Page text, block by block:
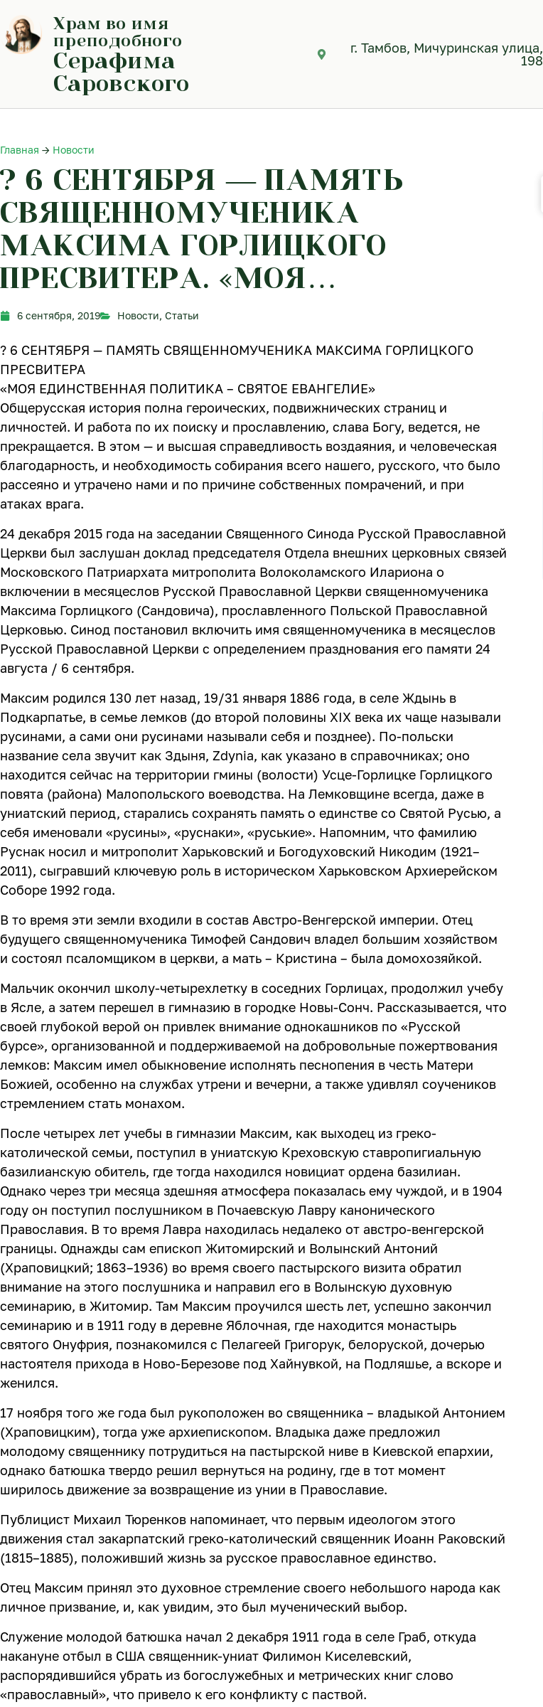
содержимому
Храм во имя
преподобного
Серафима
Саровского
г. Тамбов, Мичуринская улица,
198
Главная → Новости
? 6 СЕНТЯБРЯ — ПАМЯТЬ
СВЯЩЕННОМУЧЕНИКА
МАКСИМА ГОРЛИЦКОГО
ПРЕСВИТЕРА. «МОЯ…
6 сентября, 2019 Новости, Статьи
? 6 СЕНТЯБРЯ — ПАМЯТЬ СВЯЩЕННОМУЧЕНИКА МАКСИМА ГОРЛИЦКОГО
ПРЕСВИТЕРА
«МОЯ ЕДИНСТВЕННАЯ ПОЛИТИКА – СВЯТОЕ ЕВАНГЕЛИЕ»
Общерусская история полна героических, подвижнических страниц и
личностей. И работа по их поиску и прославлению, слава Богу, ведется, не
прекращается. В этом — и высшая справедливость воздаяния, и человеческая
благодарность, и необходимость собирания всего нашего, русского, что было
рассеяно и утрачено нами и по причине собственных помрачений, и при
атаках врага.
24 декабря 2015 года на заседании Священного Синода Русской Православной
Церкви был заслушан доклад председателя Отдела внешних церковных связей
Московского Патриархата митрополита Волоколамского Илариона о
включении в месяцеслов Русской Православной Церкви священномученика
Максима Горлицкого (Сандовича), прославленного Польской Православной
Церковью. Синод постановил включить имя священномученика в месяцеслов
Русской Православной Церкви с определением празднования его памяти 24
августа / 6 сентября.
Максим родился 130 лет назад, 19/31 января 1886 года, в селе Ждынь в
Подкарпатье, в семье лемков (до второй половины XIX века их чаще называли
русинами, а сами они русинами называли себя и позднее). По-польски
название села звучит как Здыня, Zdynia, как указано в справочниках; оно
находится сейчас на территории гмины (волости) Усце-Горлицке Горлицкого
повята (района) Малопольского воеводства. На Лемковщине всегда, даже в
униатский период, старались сохранять память о единстве со Святой Русью, а
себя именовали «русины», «руснаки», «руськие». Напомним, что фамилию
Руснак носил и митрополит Харьковский и Богодуховский Никодим (1921–
2011), сыгравший ключевую роль в историческом Харьковском Архиерейском
Соборе 1992 года.
В то время эти земли входили в состав Австро-Венгерской империи. Отец
будущего священномученика Тимофей Сандович владел большим хозяйством
и состоял псаломщиком в церкви, а мать – Кристина – была домохозяйкой.
Мальчик окончил школу-четырехлетку в соседних Горлицах, продолжил учебу
в Ясле, а затем перешел в гимназию в городке Новы-Сонч. Рассказывается, что
своей глубокой верой он привлек внимание однокашников по «Русской
бурсе», организованной и поддерживаемой на добровольные пожертвования
лемков: Максим имел обыкновение исполнять песнопения в честь Матери
Божией, особенно на службах утрени и вечерни, а также удивлял соучеников
стремлением стать монахом.
После четырех лет учебы в гимназии Максим, как выходец из греко-
католической семьи, поступил в униатскую Креховскую ставропигиальную
базилианскую обитель, где тогда находился новициат ордена базилиан.
Однако через три месяца здешняя атмосфера показалась ему чуждой, и в 1904
году он поступил послушником в Почаевскую Лавру канонического
Православия. В то время Лавра находилась недалеко от австро-венгерской
границы. Однажды сам епископ Житомирский и Волынский Антоний
(Храповицкий; 1863–1936) во время своего пастырского визита обратил
внимание на этого послушника и направил его в Волынскую духовную
семинарию, в Житомир. Там Максим проучился шесть лет, успешно закончил
семинарию и в 1911 году в деревне Яблочная, где находится монастырь
святого Онуфрия, познакомился с Пелагеей Григорук, белоруской, дочерью
настоятеля прихода в Ново-Березове под Хайнувкой, на Подляшье, а вскоре и
женился.
17 ноября того же года был рукоположен во священника – владыкой Антонием
(Храповицким), тогда уже архиепископом. Владыка даже предложил
молодому священнику потрудиться на пастырской ниве в Киевской епархии,
однако батюшка твердо решил вернуться на родину, где в тот момент
ширилось движение за возвращение из унии в Православие.
Публицист Михаил Тюренков напоминает, что первым идеологом этого
движения стал закарпатский греко-католический священник Иоанн Раковский
(1815–1885), положивший жизнь за русское православное единство.
Отец Максим принял это духовное стремление своего небольшого народа как
личное призвание, и, как увидим, это был мученический выбор.
Служение молодой батюшка начал 2 декабря 1911 года в селе Граб, откуда
накануне отбыл в США священник-униат Филимон Киселевский,
распорядившийся убрать из богослужебных и метрических книг слово
«православный», что привело к его конфликту с паствой.